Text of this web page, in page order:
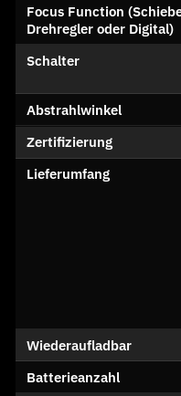
Focus Function
Drehregler oder Digital)
Schalter
Abstrahlwinkel
Zertifizierung
Lieferumfang
Wiederaufladbar
Batterieanzahl